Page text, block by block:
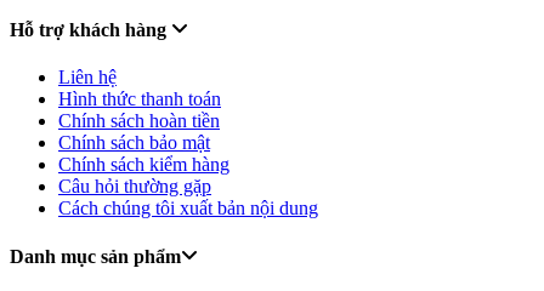
Hỗ trợ khách hàng
Liên hệ
Hình thức thanh toán
Chính sách hoàn tiền
Chính sách bảo mật
Chính sách kiểm hàng
Câu hỏi thường gặp
Cách chúng tôi xuất bản nội dung
Danh mục sản phẩm